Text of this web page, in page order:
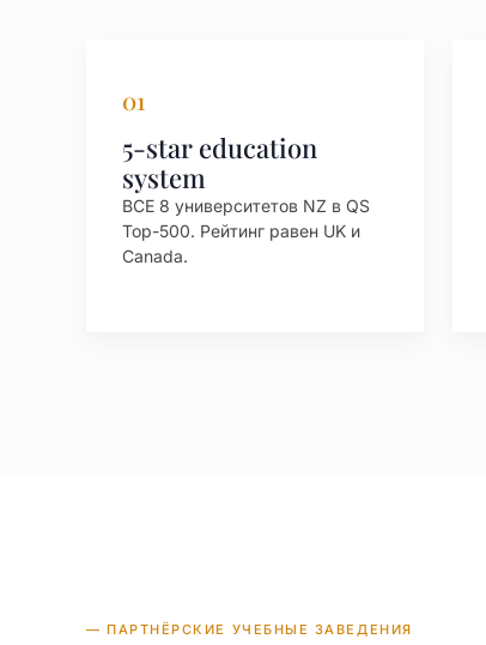
01
5-star education
system
ВСЕ 8 университетов NZ в QS
Top-500. Рейтинг равен UK и
Canada.
— ПАРТНЁРСКИЕ УЧЕБНЫЕ ЗАВЕДЕНИЯ